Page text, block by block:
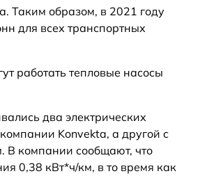
Таким образом, в 2021 году
для всех транспортных
работать тепловые насосы
два электрических
Konvekta, а другой с
В компании сообщают, что
0,38 кВт*ч/км, в то время как